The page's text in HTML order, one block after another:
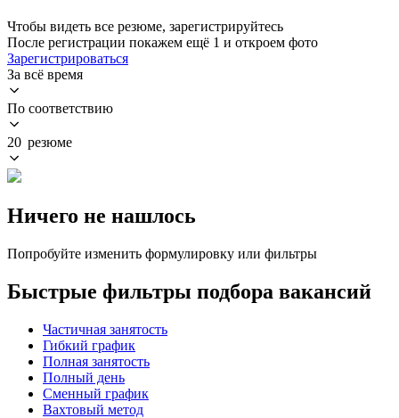
Чтобы видеть все резюме, зарегистрируйтесь
После регистрации покажем ещё 1 и откроем фото
Зарегистрироваться
За всё время
По соответствию
20 резюме
Ничего не нашлось
Попробуйте изменить формулировку или фильтры
Быстрые фильтры подбора вакансий
Частичная занятость
Гибкий график
Полная занятость
Полный день
Сменный график
Вахтовый метод